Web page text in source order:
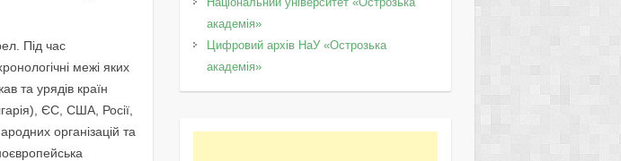
Під час
межі яких
та урядів країн
ЄС, США, Росії,
організацій та
академія»
Цифровий архів НаУ «Острозька
академія»